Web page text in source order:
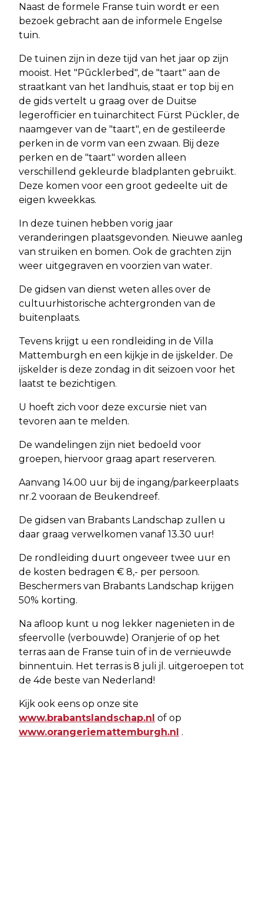
Naast de formele Franse tuin wordt er een
bezoek gebracht aan de informele Engelse
tuin.
De tuinen zijn in deze tijd van het jaar op zijn
mooist. Het "Pūcklerbed", de "taart" aan de
straatkant van het landhuis, staat er top bij en
de gids vertelt u graag over de Duitse
legerofficier en tuinarchitect Fürst Pückler, de
naamgever van de "taart", en de gestileerde
perken in de vorm van een zwaan. Bij deze
perken en de "taart" worden alleen
verschillend gekleurde bladplanten gebruikt.
Deze komen voor een groot gedeelte uit de
eigen kweekkas.
In deze tuinen hebben vorig jaar
veranderingen plaatsgevonden. Nieuwe aanleg
van struiken en bomen. Ook de grachten zijn
weer uitgegraven en voorzien van water.
De gidsen van dienst weten alles over de
cultuurhistorische achtergronden van de
buitenplaats.
Tevens krijgt u een rondleiding in de Villa
Mattemburgh en een kijkje in de ijskelder. De
ijskelder is deze zondag in dit seizoen voor het
laatst te bezichtigen.
U hoeft zich voor deze excursie niet van
tevoren aan te melden.
De wandelingen zijn niet bedoeld voor
groepen, hiervoor graag apart reserveren.
Aanvang 14.00 uur bij de ingang/parkeerplaats
nr.2 vooraan de Beukendreef.
De gidsen van Brabants Landschap zullen u
daar graag verwelkomen vanaf 13.30 uur!
De rondleiding duurt ongeveer twee uur en
de kosten bedragen € 8,- per persoon.
Beschermers van Brabants Landschap krijgen
50% korting.
Na afloop kunt u nog lekker nagenieten in de
sfeervolle (verbouwde) Oranjerie of op het
terras aan de Franse tuin of in de vernieuwde
binnentuin. Het terras is 8 juli jl. uitgeroepen tot
de 4de beste van Nederland!
Kijk ook eens op onze site
www.brabantslandschap.nl of op
www.orangeriemattemburgh.nl .